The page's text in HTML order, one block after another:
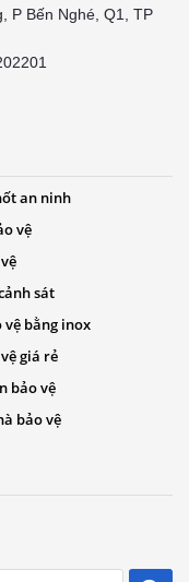
P Bến Nghé, Q1, TP
an ninh
vệ
sát
vệ bằng inox
giá rẻ
bảo vệ
bảo vệ